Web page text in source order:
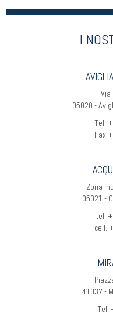
I
Via
05020 -
Tel.
Fax
Zona
05021 -
tel.
cell.
41037 -
Tel.